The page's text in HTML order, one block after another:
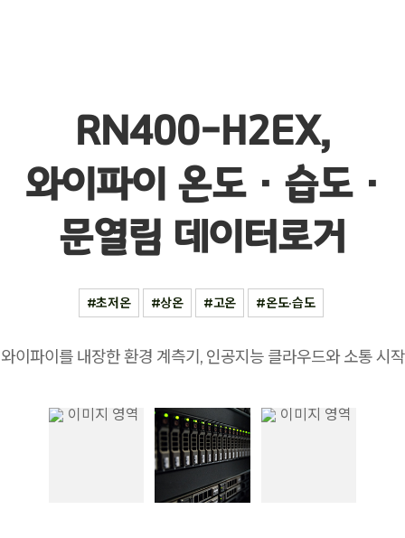
RN400-H2EX,
와이파이 온도 · 습도 ·
문열림 데이터로거
초저온 상온 고온 온도·습도
와이파이를 내장한 환경 계측기, 인공지능 클라우드와 소통 시작